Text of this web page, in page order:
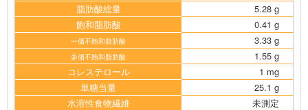
脂肪酸総量
5.28 g
飽和脂肪酸
0.41 g
一価不飽和脂肪酸 3.33 g
多価不飽和脂肪酸
1.55 g
コレステロール
1 mg
単糖当量
25.1 g
水溶性食物繊維
未測定